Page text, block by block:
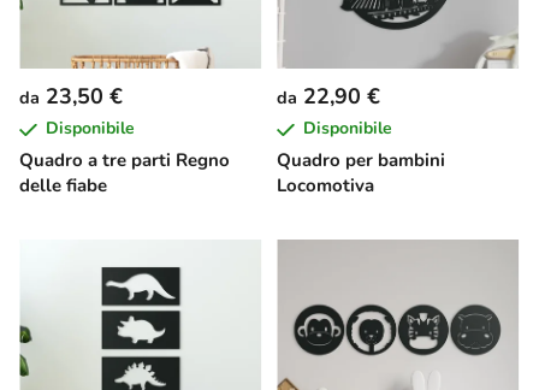
Quadro a tre parti Regno
delle fiabe
da 23,50 €
Disponibile
Quadro per bambini
Locomotiva
da 22,90 €
Disponibile